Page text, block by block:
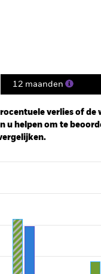
12 maanden
verlies of de
u helpen om te